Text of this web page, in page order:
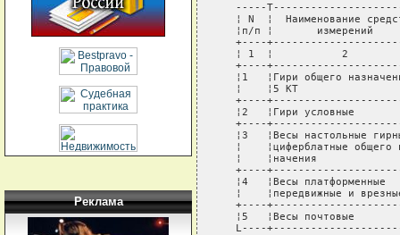
Реклама
-----
¦ N  ¦  Наименование
¦п/п ¦       измерений
+----
¦ 1  ¦           2
+----
¦1   ¦Гири общего
¦    ¦5 КТ
+----
¦2   ¦Гири условные
+----
¦3   ¦Весы настольные
¦    ¦циферблатные общего
¦    ¦начения
+----
¦4   ¦Весы платформенные
¦    ¦передвижные и
+----
¦5   ¦Весы почтовые
L----